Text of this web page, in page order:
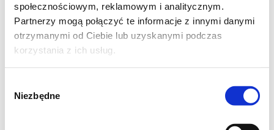
społecznościowym, reklamowym i analitycznym.
Partnerzy mogą połączyć te informacje z innymi danymi
otrzymanymi od Ciebie lub uzyskanymi podczas
korzystania z ich usług.
zgody
Niezbędne